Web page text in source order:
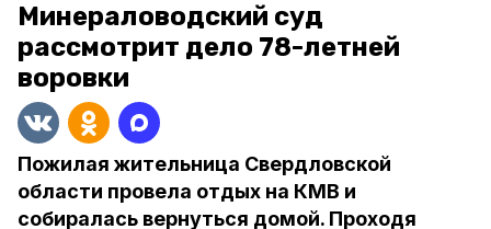
Минераловодский суд
рассмотрит дело 78-летней
воровки
Пожилая жительница Свердловской
области провела отдых на КМВ и
собиралась вернуться домой. Проходя